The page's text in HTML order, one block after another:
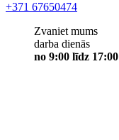
+371 67650474
Zvaniet mums
darba dienās
no 9:00 līdz 17:00